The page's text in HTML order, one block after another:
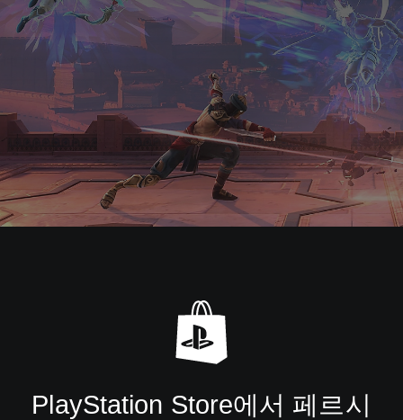
PlayStation Store에서 페르시